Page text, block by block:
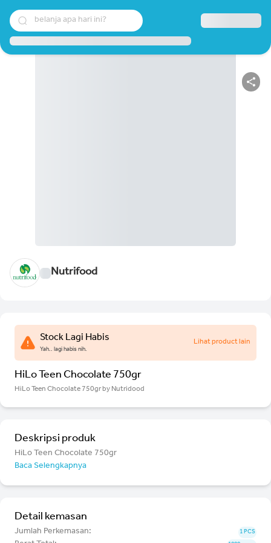
belanja apa hari ini?
Nutrifood
Stock Lagi Habis
Yah.. lagi habis nih.
Lihat product lain
HiLo Teen Chocolate 750gr
HiLo Teen Chocolate 750gr by Nutridood
Deskripsi produk
HiLo Teen Chocolate 750gr
Baca Selengkapnya
Detail kemasan
Jumlah Perkemasan: 1 PCS